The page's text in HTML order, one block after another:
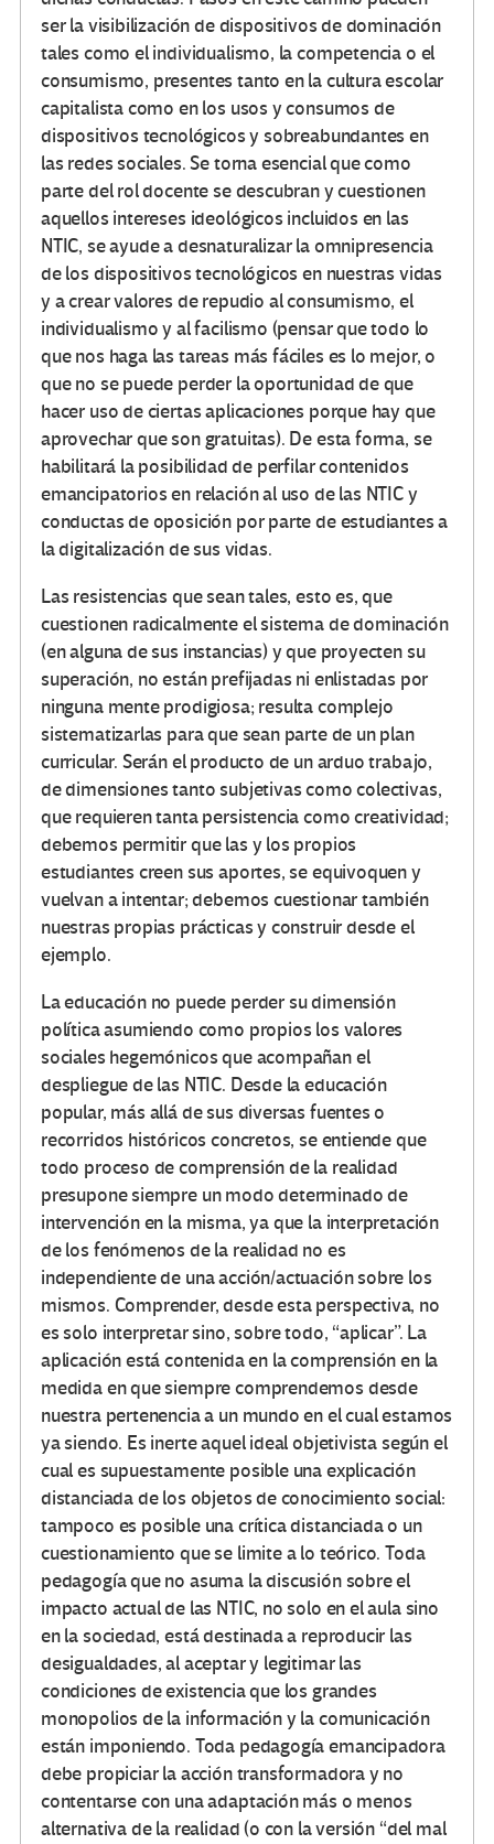
ser la visibilización de dispositivos de dominación
tales como el individualismo, la competencia o el
consumismo, presentes tanto en la cultura escolar
capitalista como en los usos y consumos de
dispositivos tecnológicos y sobreabundantes en
las redes sociales. Se torna esencial que como
parte del rol docente se descubran y cuestionen
aquellos intereses ideológicos incluidos en las
NTIC, se ayude a desnaturalizar la omnipresencia
de los dispositivos tecnológicos en nuestras vidas
y a crear valores de repudio al consumismo, el
individualismo y al facilismo (pensar que todo lo
que nos haga las tareas más fáciles es lo mejor, o
que no se puede perder la oportunidad de que
hacer uso de ciertas aplicaciones porque hay que
aprovechar que son gratuitas). De esta forma, se
habilitará la posibilidad de perfilar contenidos
emancipatorios en relación al uso de las NTIC y
conductas de oposición por parte de estudiantes a
la digitalización de sus vidas.
Las resistencias que sean tales, esto es, que
cuestionen radicalmente el sistema de dominación
(en alguna de sus instancias) y que proyecten su
superación, no están prefijadas ni enlistadas por
ninguna mente prodigiosa; resulta complejo
sistematizarlas para que sean parte de un plan
curricular. Serán el producto de un arduo trabajo,
de dimensiones tanto subjetivas como colectivas,
que requieren tanta persistencia como creatividad;
debemos permitir que las y los propios
estudiantes creen sus aportes, se equivoquen y
vuelvan a intentar; debemos cuestionar también
nuestras propias prácticas y construir desde el
ejemplo.
La educación no puede perder su dimensión
política asumiendo como propios los valores
sociales hegemónicos que acompañan el
despliegue de las NTIC. Desde la educación
popular, más allá de sus diversas fuentes o
recorridos históricos concretos, se entiende que
todo proceso de comprensión de la realidad
presupone siempre un modo determinado de
intervención en la misma, ya que la interpretación
de los fenómenos de la realidad no es
independiente de una acción/actuación sobre los
mismos. Comprender, desde esta perspectiva, no
es solo interpretar sino, sobre todo, “aplicar”. La
aplicación está contenida en la comprensión en la
medida en que siempre comprendemos desde
nuestra pertenencia a un mundo en el cual estamos
ya siendo. Es inerte aquel ideal objetivista según el
cual es supuestamente posible una explicación
distanciada de los objetos de conocimiento social:
tampoco es posible una crítica distanciada o un
cuestionamiento que se limite a lo teórico. Toda
pedagogía que no asuma la discusión sobre el
impacto actual de las NTIC, no solo en el aula sino
en la sociedad, está destinada a reproducir las
desigualdades, al aceptar y legitimar las
condiciones de existencia que los grandes
monopolios de la información y la comunicación
están imponiendo. Toda pedagogía emancipadora
debe propiciar la acción transformadora y no
contentarse con una adaptación más o menos
alternativa de la realidad (o con la versión “del mal